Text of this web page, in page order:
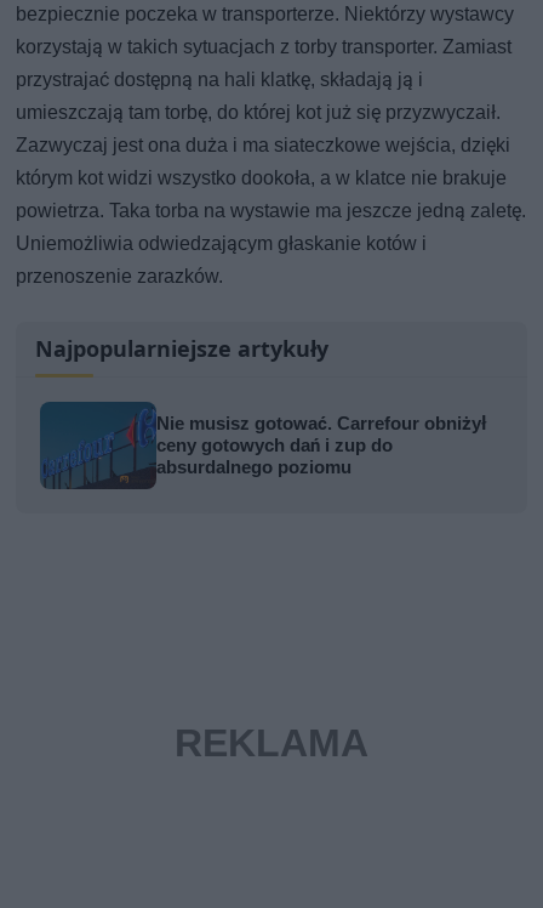
bezpiecznie poczeka w transporterze. Niektórzy wystawcy
korzystają w takich sytuacjach z torby transporter. Zamiast
przystrajać dostępną na hali klatkę, składają ją i
umieszczają tam torbę, do której kot już się przyzwyczaił.
Zazwyczaj jest ona duża i ma siateczkowe wejścia, dzięki
którym kot widzi wszystko dookoła, a w klatce nie brakuje
powietrza. Taka torba na wystawie ma jeszcze jedną zaletę.
Uniemożliwia odwiedzającym głaskanie kotów i
przenoszenie zarazków.
Najpopularniejsze artykuły
Nie musisz gotować. Carrefour obniżył
ceny gotowych dań i zup do
absurdalnego poziomu